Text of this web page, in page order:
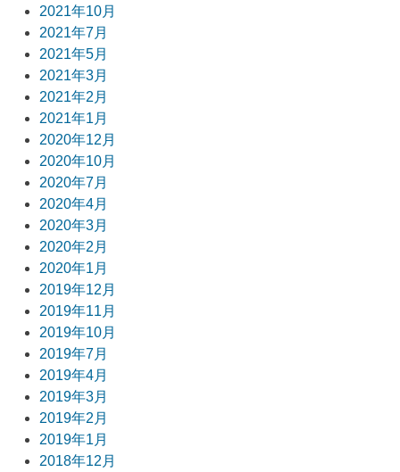
2021年10月
2021年7月
2021年5月
2021年3月
2021年2月
2021年1月
2020年12月
2020年10月
2020年7月
2020年4月
2020年3月
2020年2月
2020年1月
2019年12月
2019年11月
2019年10月
2019年7月
2019年4月
2019年3月
2019年2月
2019年1月
2018年12月